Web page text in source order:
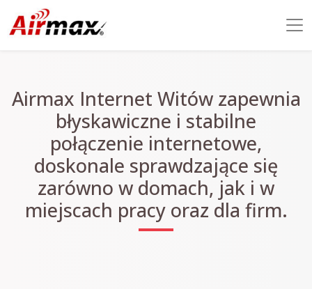
Airmax Internet Witów zapewnia
błyskawiczne i stabilne
połączenie internetowe,
doskonale sprawdzające się
zarówno w domach, jak i w
miejscach pracy oraz dla firm.